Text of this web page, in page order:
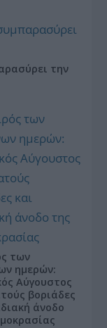
την
των
ημερών:
Αύγουστος
βοριάδες
άνοδο